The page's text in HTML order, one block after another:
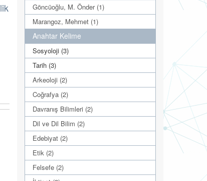
Göncüoğlu, M. Önder (1)
Marangoz, Mehmet (1)
Anahtar Kelime
Sosyoloji (3)
Tarih (3)
Arkeoloji (2)
Coğrafya (2)
Davranış Bilimleri (2)
Dil ve Dil Bilim (2)
Edebiyat (2)
Etik (2)
Felsefe (2)